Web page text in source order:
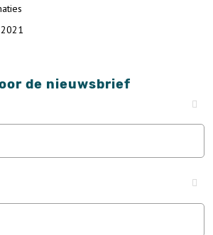
de nieuwsbrief